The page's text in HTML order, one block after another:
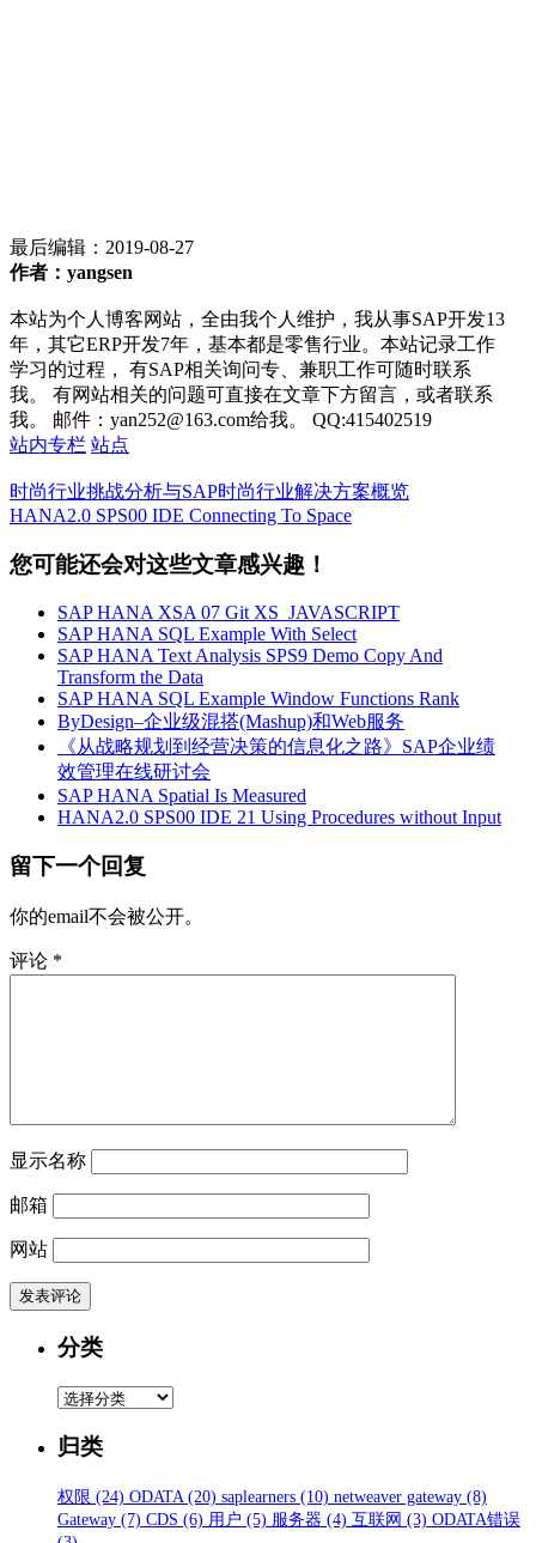
最后编辑： 2019-08-27
作者：yangsen
本站为个人博客网站，全由我个人维护，我从事SAP开发13
年，其它ERP开发7年，基本都是零售行业。本站记录工作
学习的过程， 有SAP相关询问专、兼职工作可随时联系
我。 有网站相关的问题可直接在文章下方留言，或者联系
我。 邮件：yan252@163.com给我。 QQ:415402519
站内专栏 站点
时尚行业挑战分析与SAP时尚行业解决方案概览
HANA2.0 SPS00 IDE Connecting To Space
您可能还会对这些文章感兴趣！
SAP HANA XSA 07 Git XS_JAVASCRIPT
SAP HANA SQL Example With Select
SAP HANA Text Analysis SPS9 Demo Copy And
Transform the Data
SAP HANA SQL Example Window Functions Rank
ByDesign–企业级混搭(Mashup)和Web服务
《从战略规划到经营决策的信息化之路》SAP企业绩
效管理在线研讨会
SAP HANA Spatial Is Measured
HANA2.0 SPS00 IDE 21 Using Procedures without Input
留下一个回复
你的email不会被公开。
评论 *
显示名称
邮箱
网站
分类
分
归类
权限 (24) ODATA (20) saplearners (10) netweaver gateway (8)
Gateway (7) CDS (6) 用户 (5) 服务器 (4) 互联网 (3) ODATA错误